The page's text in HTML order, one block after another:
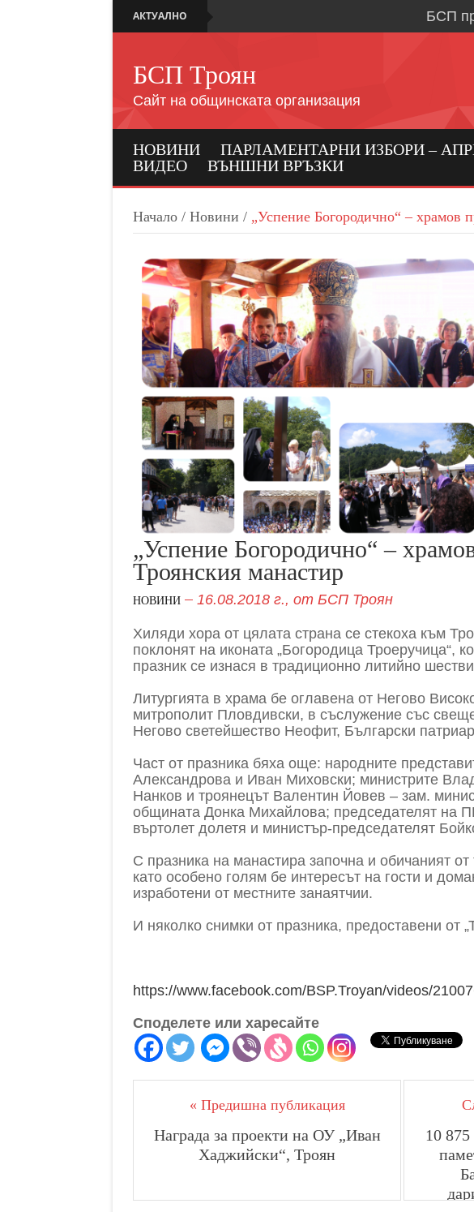
АКТУАЛНО
БСП
В
БСП Троян
Сайт на общинската организация
НОВИНИ ПАРЛАМЕНТАРНИ ИЗБОРИ –
ВИДЕО
ВЪНШНИ ВРЪЗКИ
Начало / Новини / „Успение Богородично“ – храмов
„Успение Богородично“ –
Троянския манастир
НОВИНИ 16.08.2018 г., от БСП Троян
Хиляди хора от цялата страна се стекоха към
поклонят на иконата „Богородица Троеручица“,
празник се изнася в традиционно литийно
Литургията в храма бе оглавена от Негово
митрополит Пловдивски, в съслужение със
Негово светейшество Неофит, Български
Част от празника бяха още: народните
Александрова и Иван Миховски; министрите
Нанков и троянецът Валентин Йовев – зам.
общината Донка Михайлова; председателят на
въртолет долетя и министър-председателят
С празника на манастира започна и обичаният
като особено голям бе интересът на гости и
изработени от местните занаятчии.
И няколко снимки от празника, предоставени от
https://www.facebook.com/BSP.Troyan/videos/
Споделете или харесайте
« Предишна публикация
Награда за проекти на ОУ „Иван
Хаджийски“, Троян
10 875